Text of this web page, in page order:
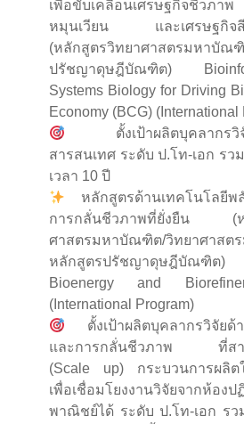
เพื่อขับเคลื่อนเศรษฐกิจชี
หมุนเวียน และเศรษฐกิจสี
(หลักสูตรวิทยาศาสตรมหาบั
ปรัชญาดุษฎีบัณฑิต)
Systems Biology for Driving
Economy (BCG) (International
ตั้งเป้าผลิตบุคลากรวิจั
สารสนเทศ ระดับ ป.โท-เอก รว
เวลา 10 ปี
หลักสูตรด้านเทคโนโลยีพ
การกลั่นชีวภาพที่ยั่งยืน (ห
ศาสตรมหาบัณฑิต/วิทยาศาส
หลักสูตรปรัชญาดุษฎีบัณฑิ
Bioenergy and
(International Program)
ตั้งเป้าผลิตบุคลากรวิจัยด้
และการกลั่นชีวภาพ ที่สาม
(Scale up) กระบวนการผลิต
เพื่อเชื่อมโยงงานวิจัยจากห้องป
พาณิชย์ได้ ระดับ ป.โท-เอก รว